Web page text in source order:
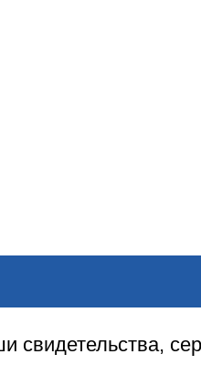
свидетельства,